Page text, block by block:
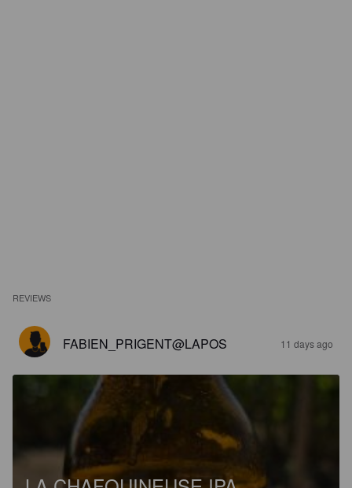
REVIEWS
FABIEN_PRIGENT@LAPOS 11 days ago